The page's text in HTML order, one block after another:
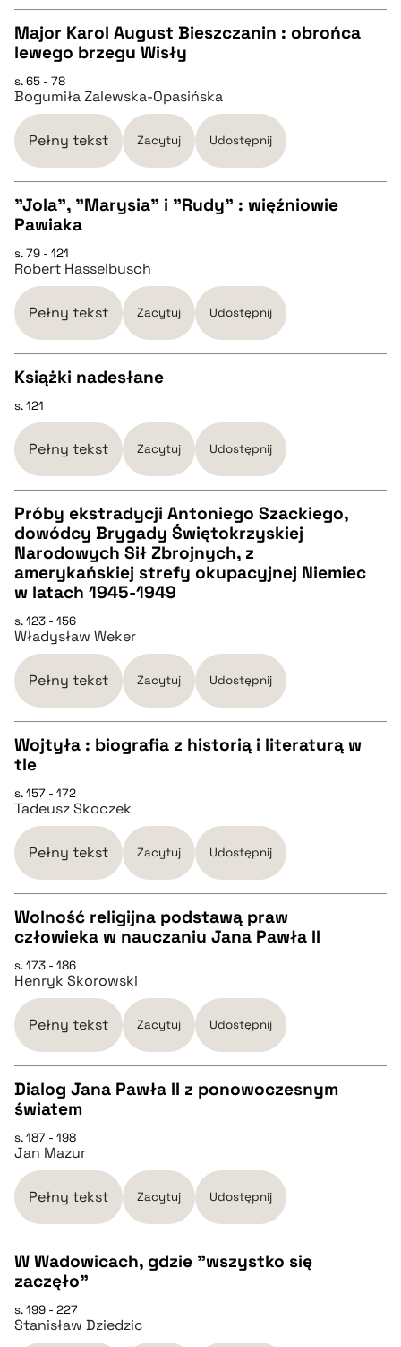
pobierz cytat
CZYSTY TEKST
pobierz cytat
BIBTEX
pobierz cytat
Major Karol August Bieszczanin : obrońca
lewego brzegu Wisły
s. 65 - 78
Bogumiła Zalewska-Opasińska
Pełny tekst Zacytuj Udostępnij
pobierz cytat
BIBTEX
"Jola", "Marysia" i "Rudy" : więźniowie
Pawiaka
s. 79 - 121
Robert Hasselbusch
Pełny tekst Zacytuj Udostępnij
CZYSTY TEKST
pobierz cytat
BIBTEX
pobierz cytat
Książki nadesłane
s. 121
Pełny tekst Zacytuj Udostępnij
CZYSTY TEKST
pobierz cytat
BIBTEX
pobierz cytat
Próby ekstradycji Antoniego Szackiego,
dowódcy Brygady Świętokrzyskiej
Narodowych Sił Zbrojnych, z
amerykańskiej strefy okupacyjnej Niemiec
w latach 1945-1949
s. 123 - 156
Władysław Weker
Pełny tekst Zacytuj Udostępnij
pobierz cytat
BIBTEX
pobierz cytat
Wojtyła : biografia z historią i literaturą w
tle
s. 157 - 172
Tadeusz Skoczek
Pełny tekst Zacytuj Udostępnij
pobierz cytat
BIBTEX
pobierz cytat
Wolność religijna podstawą praw
człowieka w nauczaniu Jana Pawła II
s. 173 - 186
Henryk Skorowski
Pełny tekst Zacytuj Udostępnij
pobierz cytat
BIBTEX
pobierz cytat
Dialog Jana Pawła II z ponowoczesnym
światem
s. 187 - 198
Jan Mazur
Pełny tekst Zacytuj Udostępnij
CZYSTY TEKST
W Wadowicach, gdzie "wszystko się
zaczęło"
s. 199 - 227
Stanisław Dziedzic